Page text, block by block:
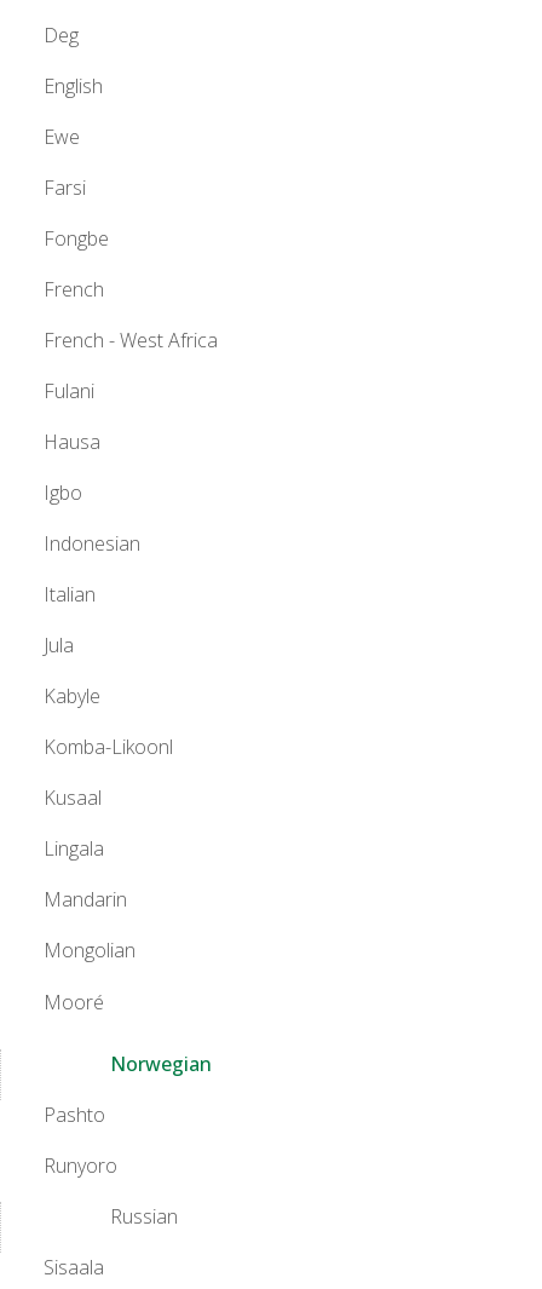
Deg
English
Ewe
Farsi
Fongbe
French
French - West Africa
Fulani
Hausa
Igbo
Indonesian
Italian
Jula
Kabyle
Komba-Likoonl
Kusaal
Lingala
Mandarin
Mongolian
Mooré
Norwegian
Pashto
Runyoro
Russian
Sisaala